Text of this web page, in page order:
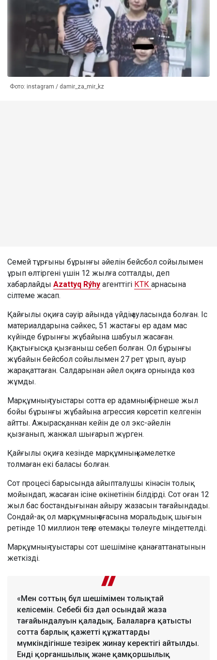
Фото: instagram / damir_za_mir_kz
Семей тұрғыны бұрынғы әйелін бейсбол сойылымен
ұрып өлтіргені үшін 12 жылға сотталды, деп
хабарлайды Azattyq Rýhy агенттігі КТК арнасына
сілтеме жасап.
Қайғылы оқиға сәуір айында үйдің ауласында болған. Іс
материалдарына сәйкес, 51 жастағы ер адам мас
күйінде бұрынғы жұбайына шабуыл жасаған.
Қақтығысқа қызғаныш себеп болған. Ол бұрынғы
жұбайын бейсбол сойылымен 27 рет ұрып, ауыр
жарақаттаған. Салдарынан әйел оқиға орнында көз
жұмды.
Марқұмның туыстары сотта ер адамның бірнеше жыл
бойы бұрынғы жұбайына агрессия көрсетіп келгенін
айтты. Ажырасқаннан кейін де ол экс-әйелін
қызғанып, жанжал шығарып жүрген.
Қайғылы оқиға кезінде марқұмның кәмелетке
толмаған екі баласы болған.
Сот процесі барысында айыпталушы кінәсін толық
мойындап, жасаған ісіне өкінетінін білдірді. Сот оған 12
жыл бас бостандығынан айыру жазасын тағайындады.
Сондай-ақ ол марқұмның ағасына моральдық шығын
ретінде 10 миллион теңге өтемақы төлеуге міндеттелді.
Марқұмның туыстары сот шешіміне қанағаттанатынын
жеткізді.
«Мен соттың бұл шешімімен толықтай
келісемін. Себебі біз дәл осындай жаза
тағайындалуын қаладық. Балаларға қатысты
сотта барлық қажетті құжаттарды
мүмкіндігінше тезірек жинау керектігі айтылды.
Енді қорғаншылық және қамқоршылық